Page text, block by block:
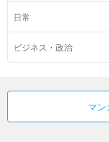
日常
ビジネス・政治
マ